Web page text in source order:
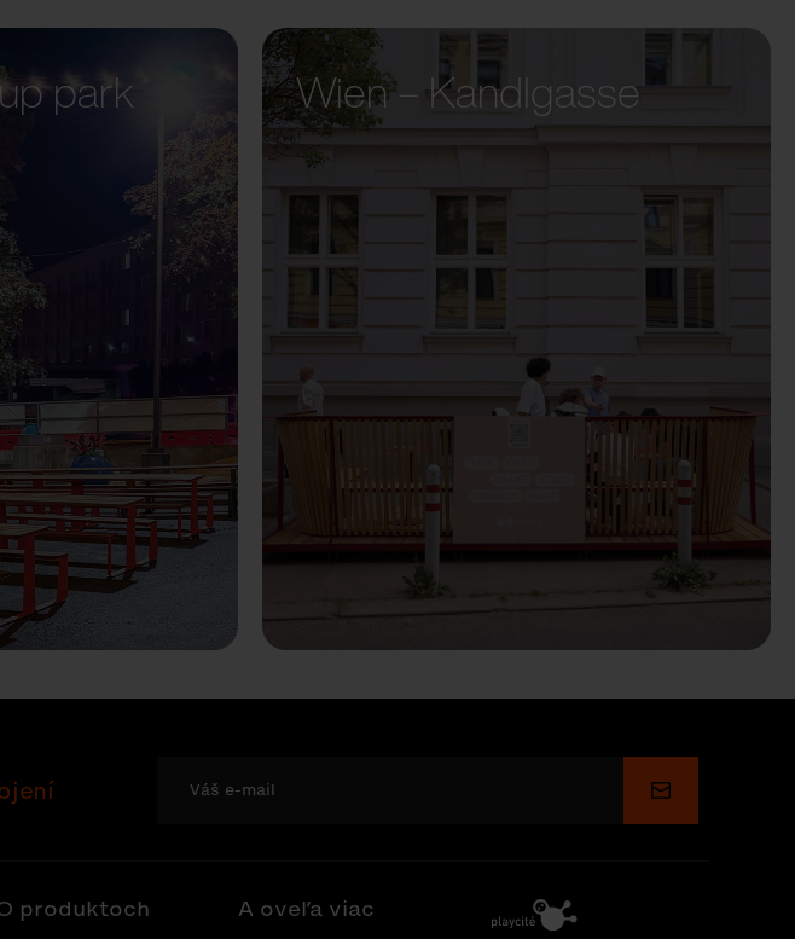
park Wien – Kandlgasse
Odoslať
produktoch A oveľa viac